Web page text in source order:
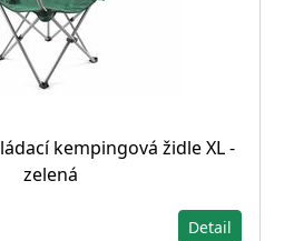
kempingová židle XL -
zelená
Detail